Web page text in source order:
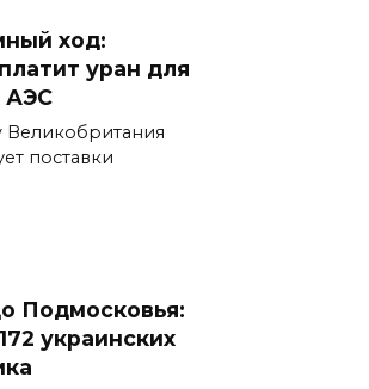
ход:
уран для
АЭС
Великобритания
поставки
Подмосковья:
украинских